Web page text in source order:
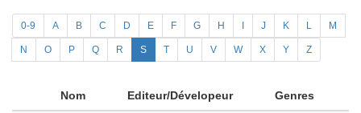
0-9 A B C D E F G H J K L M
N O P Q R S T U V W X Y Z
Nom Editeur/Dévelopeur Genres